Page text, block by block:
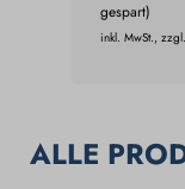
gespart)
inkl. MwSt.,
ALLE